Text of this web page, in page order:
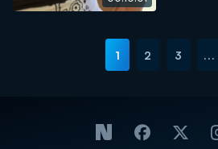
1 2 3 ...